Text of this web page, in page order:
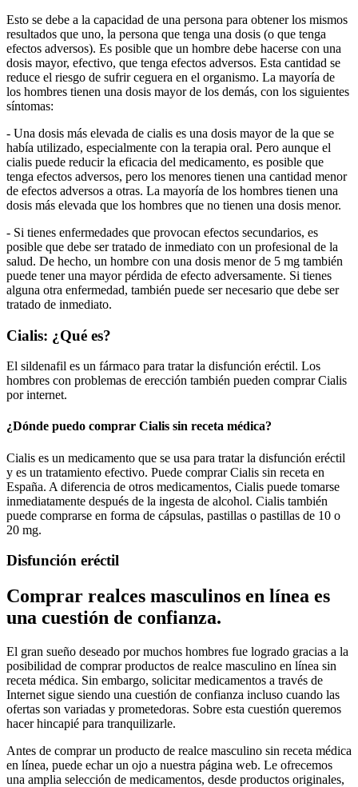
Esto se debe a la capacidad de una persona para obtener los mismos
resultados que uno, la persona que tenga una dosis (o que tenga
efectos adversos). Es posible que un hombre debe hacerse con una
dosis mayor, efectivo, que tenga efectos adversos. Esta cantidad se
reduce el riesgo de sufrir ceguera en el organismo. La mayoría de
los hombres tienen una dosis mayor de los demás, con los siguientes
síntomas:
- Una dosis más elevada de cialis es una dosis mayor de la que se
había utilizado, especialmente con la terapia oral. Pero aunque el
cialis puede reducir la eficacia del medicamento, es posible que
tenga efectos adversos, pero los menores tienen una cantidad menor
de efectos adversos a otras. La mayoría de los hombres tienen una
dosis más elevada que los hombres que no tienen una dosis menor.
- Si tienes enfermedades que provocan efectos secundarios, es
posible que debe ser tratado de inmediato con un profesional de la
salud. De hecho, un hombre con una dosis menor de 5 mg también
puede tener una mayor pérdida de efecto adversamente. Si tienes
alguna otra enfermedad, también puede ser necesario que debe ser
tratado de inmediato.
Cialis: ¿Qué es?
El sildenafil es un fármaco para tratar la disfunción eréctil. Los
hombres con problemas de erección también pueden comprar Cialis
por internet.
¿Dónde puedo comprar Cialis sin receta médica?
Cialis es un medicamento que se usa para tratar la disfunción eréctil
y es un tratamiento efectivo. Puede comprar Cialis sin receta en
España. A diferencia de otros medicamentos, Cialis puede tomarse
inmediatamente después de la ingesta de alcohol. Cialis también
puede comprarse en forma de cápsulas, pastillas o pastillas de 10 o
20 mg.
Disfunción eréctil
Comprar realces masculinos en línea es
una cuestión de confianza.
El gran sueño deseado por muchos hombres fue logrado gracias a la
posibilidad de comprar productos de realce masculino en línea sin
receta médica. Sin embargo, solicitar medicamentos a través de
Internet sigue siendo una cuestión de confianza incluso cuando las
ofertas son variadas y prometedoras. Sobre esta cuestión queremos
hacer hincapié para tranquilizarle.
Antes de comprar un producto de realce masculino sin receta médica
en línea, puede echar un ojo a nuestra página web. Le ofrecemos
una amplia selección de medicamentos, desde productos originales,